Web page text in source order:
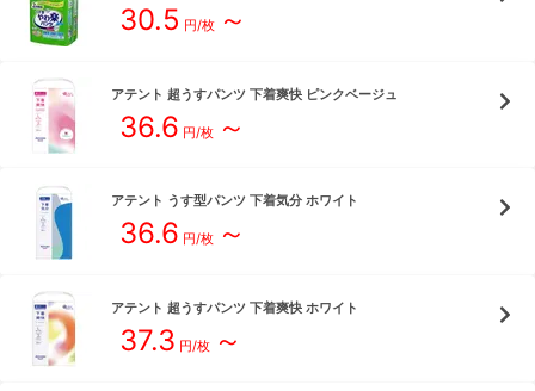
30.5 円/枚 ～
アテント 超うすパンツ 下着爽快 ピンクベージュ
36.6 円/枚 ～
アテント うす型パンツ 下着気分 ホワイト
36.6 円/枚 ～
アテント 超うすパンツ 下着爽快 ホワイト
37.3 円/枚 ～